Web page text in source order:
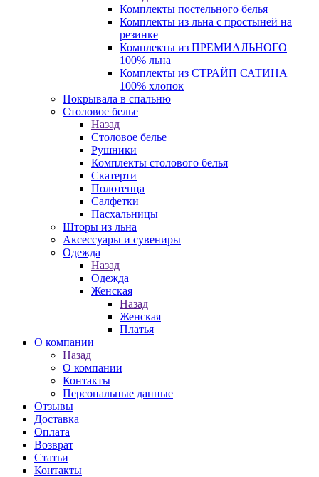
Комплекты постельного белья
Комплекты из льна с простыней на
резинке
Комплекты из ПРЕМИАЛЬНОГО
100% льна
Комплекты из СТРАЙП САТИНА
100% хлопок
Покрывала в спальню
Столовое белье
Назад
Столовое белье
Рушники
Комплекты столового белья
Скатерти
Полотенца
Салфетки
Пасхальницы
Шторы из льна
Аксессуары и сувениры
Одежда
Назад
Одежда
Женская
Назад
Женская
Платья
О компании
Назад
О компании
Контакты
Персональные данные
Отзывы
Доставка
Оплата
Возврат
Статьи
Контакты